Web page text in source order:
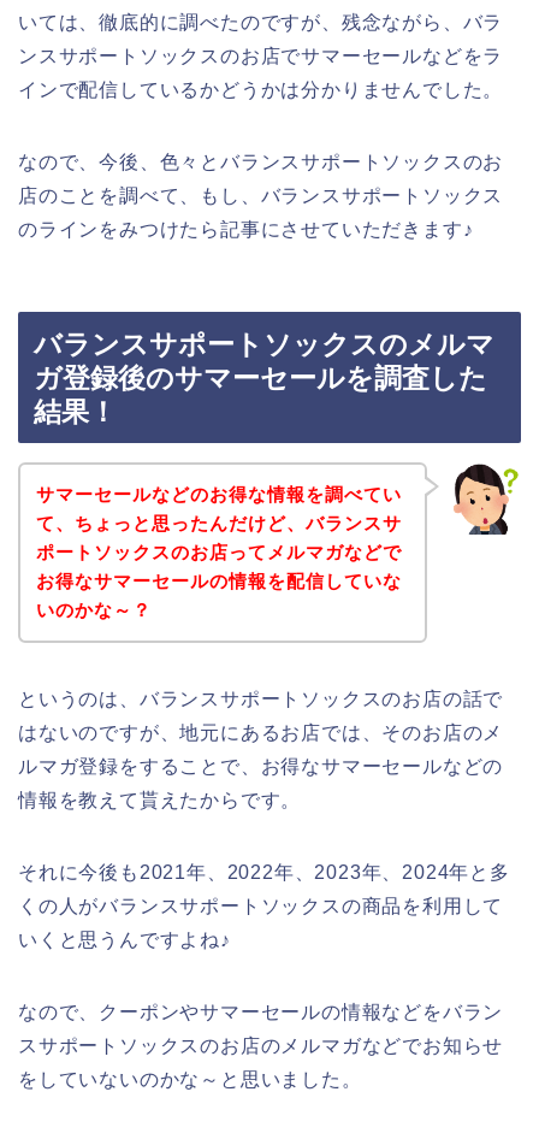
いては、徹底的に調べたのですが、残念ながら、バラ
ンスサポートソックスのお店でサマーセールなどをラ
インで配信しているかどうかは分かりませんでした。
なので、今後、色々とバランスサポートソックスのお
店のことを調べて、もし、バランスサポートソックス
のラインをみつけたら記事にさせていただきます♪
バランスサポートソックスのメルマ
ガ登録後のサマーセールを調査した
結果！
サマーセールなどのお得な情報を調べてい
て、ちょっと思ったんだけど、バランスサ
ポートソックスのお店ってメルマガなどで
お得なサマーセールの情報を配信していな
いのかな～？
というのは、バランスサポートソックスのお店の話で
はないのですが、地元にあるお店では、そのお店のメ
ルマガ登録をすることで、お得なサマーセールなどの
情報を教えて貰えたからです。
それに今後も2021年、2022年、2023年、2024年と多
くの人がバランスサポートソックスの商品を利用して
いくと思うんですよね♪
なので、クーポンやサマーセールの情報などをバラン
スサポートソックスのお店のメルマガなどでお知らせ
をしていないのかな～と思いました。